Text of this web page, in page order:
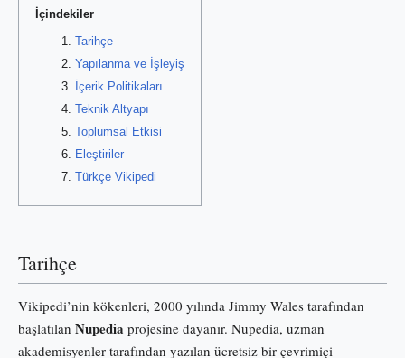
İçindekiler
Tarihçe
Yapılanma ve İşleyiş
İçerik Politikaları
Teknik Altyapı
Toplumsal Etkisi
Eleştiriler
Türkçe Vikipedi
Tarihçe
Vikipedi’nin kökenleri, 2000 yılında Jimmy Wales tarafından
başlatılan Nupedia projesine dayanır. Nupedia, uzman
akademisyenler tarafından yazılan ücretsiz bir çevrimiçi